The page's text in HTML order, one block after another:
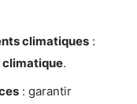
climatiques :
.
: garantir